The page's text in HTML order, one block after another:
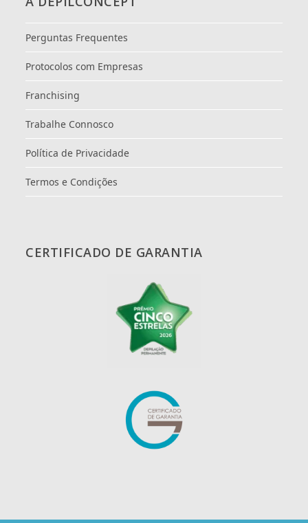
Perguntas Frequentes
Protocolos com Empresas
Franchising
Trabalhe Connosco
Política de Privacidade
Termos e Condições
CERTIFICADO DE GARANTIA